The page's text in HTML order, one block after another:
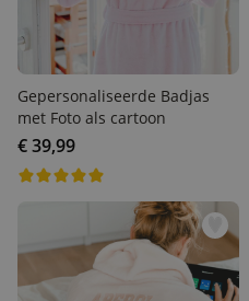
Gepersonaliseerde Badjas
met Foto als cartoon
€ 39,99